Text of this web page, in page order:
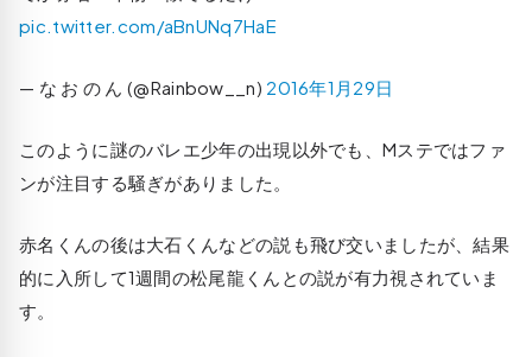
pic.twitter.com/aBnUNq7HaE
— な お の ん (@Rainbow__n) 2016年1月29日
このように謎のバレエ少年の出現以外でも、Mステではファ
ンが注目する騒ぎがありました。
赤名くんの後は大石くんなどの説も飛び交いましたが、結果
的に入所して1週間の松尾龍くんとの説が有力視されていま
す。